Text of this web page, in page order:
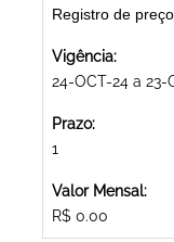
Registro de
Vigência:
24-OCT-24 a 23-
Prazo:
1
Valor Mensal:
R$ 0.00